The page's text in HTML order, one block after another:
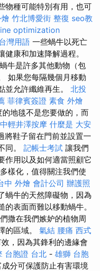
物種可能特別有用，也可
竹北博愛街 整復 seo教
optimization
灣用語 一些蝸牛以死亡
康和加速降解過程。
牛是許多其他動物（包
如果您每隔幾個月移動
並允許纖維再生。 北投
菲律賓簽證 素食 外燴
地毯不是您要做的，而
輕井澤按摩 什麼是 大安
將鞋子留在門前並設置一
同。 記帳士考試 讓我們
作用以及如何適當照顧它
樣化，值得關注我們使
中 外燴 會計公司 辦護照
蝸牛的天然障礙物，因為
表面而難以移動蝸牛。
撒在我們嫉妒的植物周
的區域。 氣結 腰痛 西式
，因為其鋒利的邊緣會
台胞證 台北 - 雄獅 台胞
成分可保護防止有害環境